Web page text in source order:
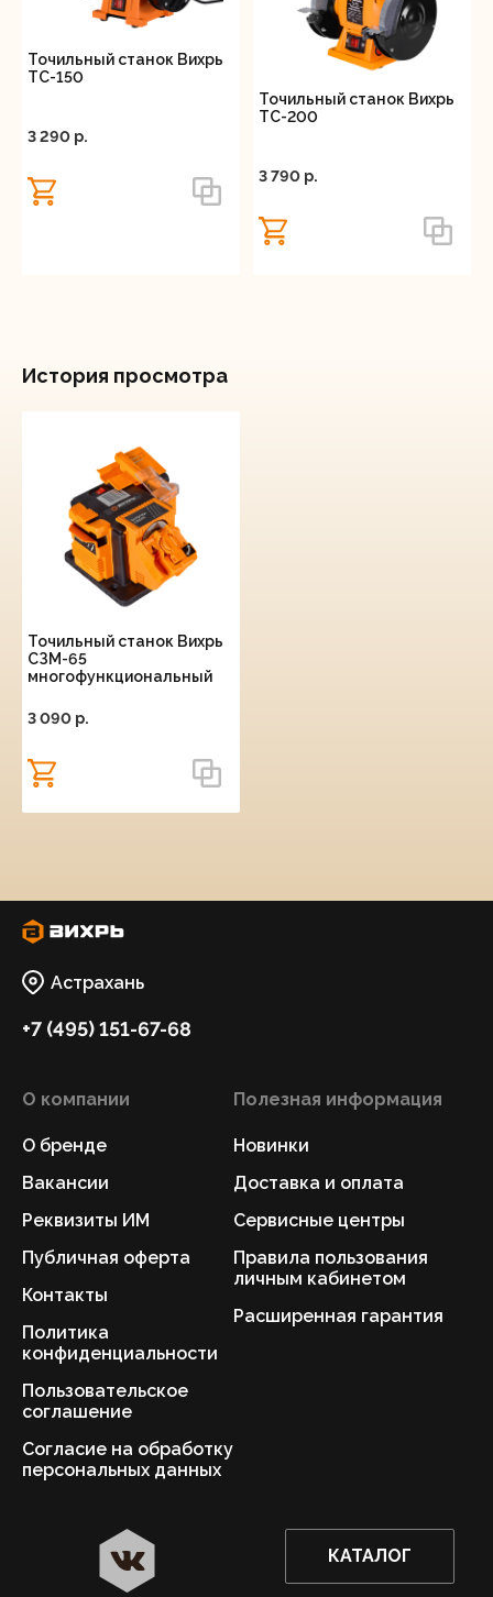
Точильный станок Вихрь
ТС-150
3 290 p.
Точильный станок Вихрь
ТС-200
3 790 p.
История просмотра
Точильный станок Вихрь
СЗМ-65
многофункциональный
3 090 p.
Астрахань
+7 (495) 151-67-68
О компании
О бренде
Вакансии
Реквизиты ИМ
Публичная оферта
Контакты
Политика
конфиденциальности
Пользовательское
соглашение
Согласие на обработку
персональных данных
Полезная информация
Новинки
Доставка и оплата
Сервисные центры
Правила пользования
личным кабинетом
Расширенная гарантия
КАТАЛОГ